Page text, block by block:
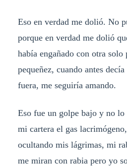
Eso en verdad me dolió. No
porque en verdad me dolió
había engañado con otra solo
pequeñez, cuando antes
fuera, me seguiría amando.
Eso fue un golpe bajo y no lo
mi cartera el gas
ocultando mis lágrimas, mi
me miran con rabia pero yo